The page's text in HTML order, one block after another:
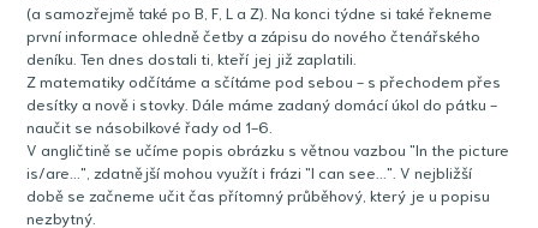
(a samozřejmě také po B, F, L a Z). Na konci týdne si také řekneme
první informace ohledně četby a zápisu do nového čtenářského
deníku. Ten dnes dostali ti, kteří jej již zaplatili.
Z matematiky odčítáme a sčítáme pod sebou - s přechodem přes
desítky a nově i stovky. Dále máme zadaný domácí úkol do pátku -
naučit se násobilkové řady od 1-6.
V angličtině se učíme popis obrázku s větnou vazbou "In the picture
is/are...", zdatnější mohou využít i frázi "I can see...". V nejbližší
době se začneme učit čas přítomný průběhový, který je u popisu
nezbytný.